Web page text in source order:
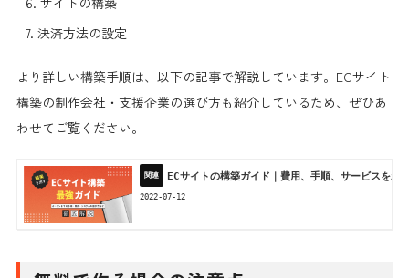
決済方法の設定
より詳しい構築手順は、以下の記事で解説しています。ECサイト
構築の制作会社・支援企業の選び方も紹介しているため、ぜひあ
わせてご覧ください。
ECサイトの構築ガイド｜費用、手順、サービスをわ
2022-07-12